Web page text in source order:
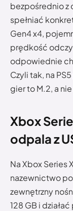
bezpośrednio z
spełniać
Gen4 x4,
prędkość
odpowiednie
Czyli tak, na
gier to M.2, a
Xbox
odpala z
Na Xbox Series
nazewnictwo
zewnętrzny
128 GB i